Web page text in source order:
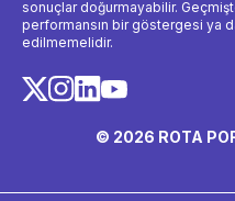
sonuçlar doğurmayabilir.
performansın bir göstergesi ya
edilmemelidir.
© 2026 ROTA